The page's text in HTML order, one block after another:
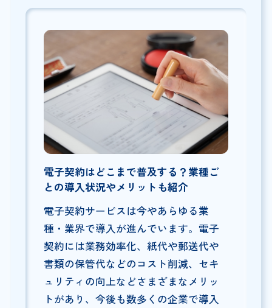
電子契約はどこまで普及する？業種ご
との導入状況やメリットも紹介
電子契約サービスは今やあらゆる業
種・業界で導入が進んでいます。電子
契約には業務効率化、紙代や郵送代や
書類の保管代などのコスト削減、セキ
ュリティの向上などさまざまなメリッ
トがあり、今後も数多くの企業で導入